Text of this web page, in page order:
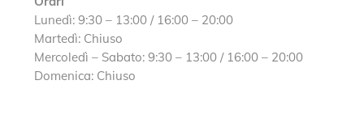
Lunedì: 9:30 – 13:00 / 16:00 – 20:00
Martedì: Chiuso
Mercoledì – Sabato: 9:30 – 13:00 / 16:00 – 20:00
Domenica: Chiuso